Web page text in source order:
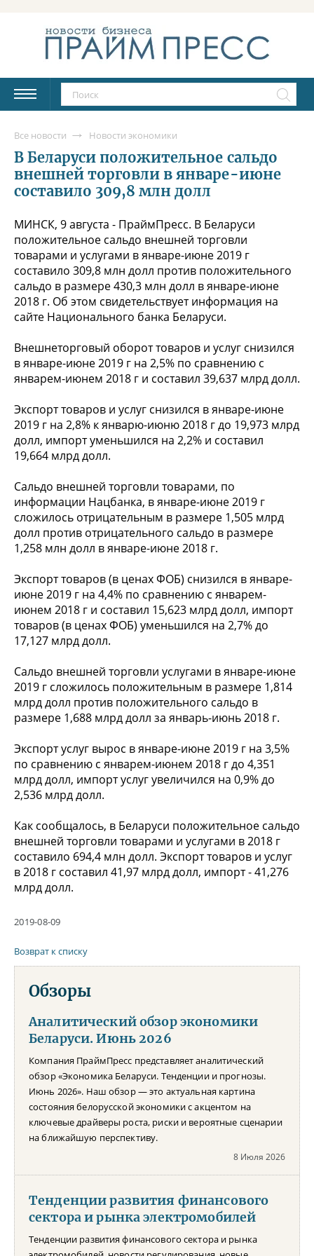
Все новости Новости экономики
В Беларуси положительное сальдо
внешней торговли в январе-июне
составило 309,8 млн долл
МИНСК, 9 августа - ПраймПресс. В Беларуси
положительное сальдо внешней торговли
товарами и услугами в январе-июне 2019 г
составило 309,8 млн долл против положительного
сальдо в размере 430,3 млн долл в январе-июне
2018 г. Об этом свидетельствует информация на
сайте Национального банка Беларуси.
Внешнеторговый оборот товаров и услуг снизился
в январе-июне 2019 г на 2,5% по сравнению с
январем-июнем 2018 г и составил 39,637 млрд долл.
Экспорт товаров и услуг снизился в январе-июне
2019 г на 2,8% к январю-июню 2018 г до 19,973 млрд
долл, импорт уменьшился на 2,2% и составил
19,664 млрд долл.
Сальдо внешней торговли товарами, по
информации Нацбанка, в январе-июне 2019 г
сложилось отрицательным в размере 1,505 млрд
долл против отрицательного сальдо в размере
1,258 млн долл в январе-июне 2018 г.
Экспорт товаров (в ценах ФОБ) снизился в январе-
июне 2019 г на 4,4% по сравнению с январем-
июнем 2018 г и составил 15,623 млрд долл, импорт
товаров (в ценах ФОБ) уменьшился на 2,7% до
17,127 млрд долл.
Сальдо внешней торговли услугами в январе-июне
2019 г сложилось положительным в размере 1,814
млрд долл против положительного сальдо в
размере 1,688 млрд долл за январь-июнь 2018 г.
Экспорт услуг вырос в январе-июне 2019 г на 3,5%
по сравнению с январем-июнем 2018 г до 4,351
млрд долл, импорт услуг увеличился на 0,9% до
2,536 млрд долл.
Как сообщалось, в Беларуси положительное сальдо
внешней торговли товарами и услугами в 2018 г
составило 694,4 млн долл. Экспорт товаров и услуг
в 2018 г составил 41,97 млрд долл, импорт - 41,276
млрд долл.
2019-08-09
Возврат к списку
Обзоры
Аналитический обзор экономики
Беларуси. Июнь 2026
Компания ПраймПресс представляет аналитический
обзор «Экономика Беларуси. Тенденции и прогнозы.
Июнь 2026». Наш обзор — это актуальная картина
состояния белорусской экономики с акцентом на
ключевые драйверы роста, риски и вероятные сценарии
на ближайшую перспективу.
8 Июля 2026
Тенденции развития финансового
сектора и рынка электромобилей
Тенденции развития финансового сектора и рынка